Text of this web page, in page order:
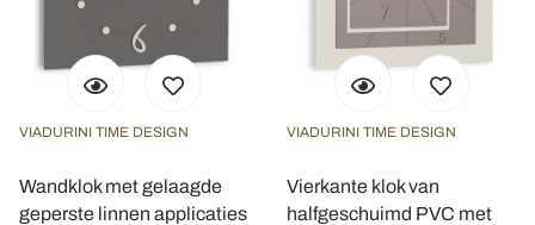
VIADURINI TIME DESIGN
Wandklok met gelaagde
geperste linnen applicaties
VIADURINI TIME DESIGN
Vierkante klok van
halfgeschuimd PVC met